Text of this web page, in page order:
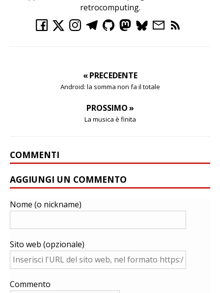
retrocomputing.
« PRECEDENTE
Android: la somma non fa il totale
PROSSIMO »
La musica è finita
COMMENTI
AGGIUNGI UN COMMENTO
Nome (o nickname)
Sito web (opzionale)
Commento